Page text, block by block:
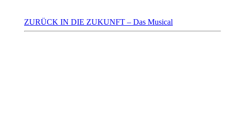
ZURÜCK IN DIE ZUKUNFT – Das Musical